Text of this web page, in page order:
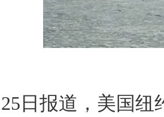
日报道，美国